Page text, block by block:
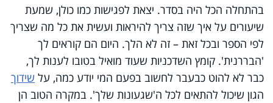
בהתחלה הכל היה בסדר. יצאת לפגישות כמו כולן, שמעת
שיעורים על איך שזה צריך להיראות ועשית את כל מה שצריך
לפי הספר ובכל זאת – זה לא הלך. היום הם קוראים לך
'הבררנית'. קומץ השדכניות שעוד מואיל בטובו לענות לך,
כבר לא להוט כבעבר לחשוב בפעם המי יודע כמה, על שידוך
הגון שיכול להתאים לכל ה'שגעונות שלך'. במקרה הטוב הן